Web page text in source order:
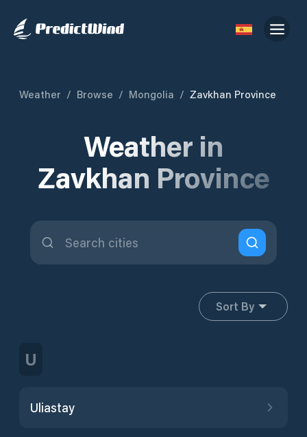
Weather / Browse / Mongolia / Zavkhan Province
Weather in
Zavkhan Province
Sort By
U
Uliastay